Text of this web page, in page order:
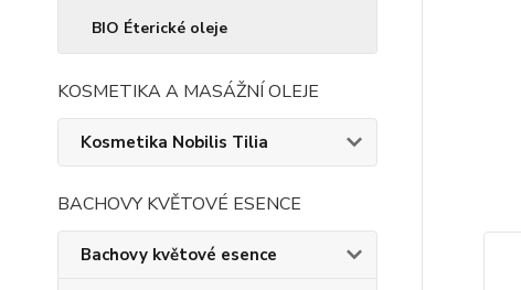
BIO Éterické oleje
KOSMETIKA A MASÁŽNÍ OLEJE
Kosmetika Nobilis Tilia
BACHOVY KVĚTOVÉ ESENCE
Bachovy květové esence